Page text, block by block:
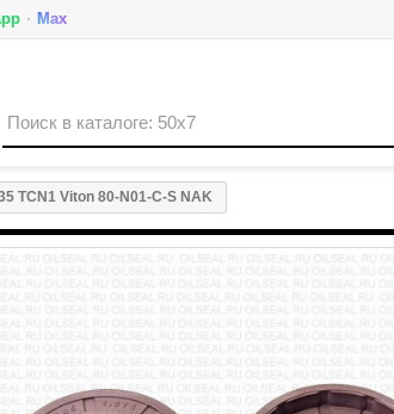
· Max
TCN1 Viton 80-N01-C-S NAK
C-S NAK